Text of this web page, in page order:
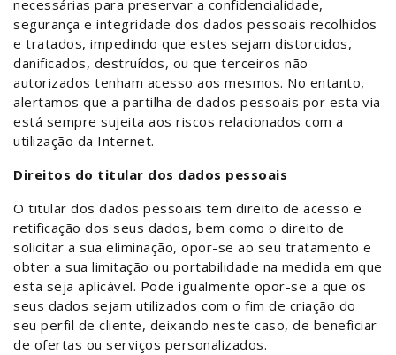
necessárias para preservar a confidencialidade,
segurança e integridade dos dados pessoais recolhidos
e tratados, impedindo que estes sejam distorcidos,
danificados, destruídos, ou que terceiros não
autorizados tenham acesso aos mesmos. No entanto,
alertamos que a partilha de dados pessoais por esta via
está sempre sujeita aos riscos relacionados com a
utilização da Internet.
Direitos do titular dos dados pessoais
O titular dos dados pessoais tem direito de acesso e
retificação dos seus dados, bem como o direito de
solicitar a sua eliminação, opor-se ao seu tratamento e
obter a sua limitação ou portabilidade na medida em que
esta seja aplicável. Pode igualmente opor-se a que os
seus dados sejam utilizados com o fim de criação do
seu perfil de cliente, deixando neste caso, de beneficiar
de ofertas ou serviços personalizados.